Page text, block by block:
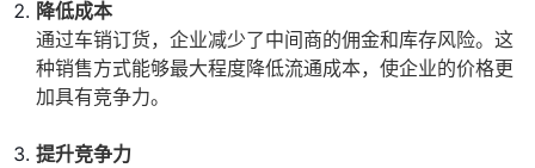
降低成本
通过车销订货，企业减少了中间商的佣金和库存风险。这
种销售方式能够最大程度降低流通成本，使企业的价格更
加具有竞争力。
提升竞争力